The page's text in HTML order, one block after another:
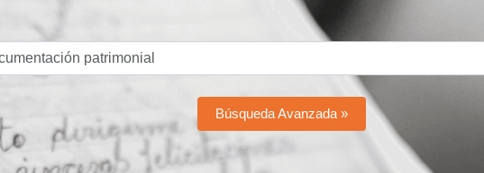
Búsqueda Avanzada »